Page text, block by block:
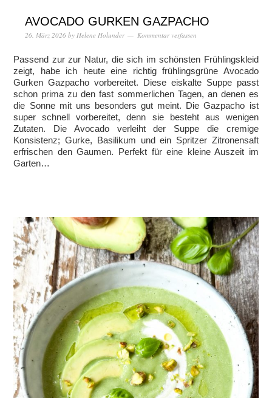
AVOCADO GURKEN GAZPACHO
26. März 2026 by Helene Holunder Kommentar verfassen
Passend zur zur Natur, die sich im schönsten Frühlingskleid
zeigt, habe ich heute eine richtig frühlingsgrüne Avocado
Gurken Gazpacho vorbereitet. Diese eiskalte Suppe passt
schon prima zu den fast sommerlichen Tagen, an denen es
die Sonne mit uns besonders gut meint. Die Gazpacho ist
super schnell vorbereitet, denn sie besteht aus wenigen
Zutaten. Die Avocado verleiht der Suppe die cremige
Konsistenz; Gurke, Basilikum und ein Spritzer Zitronensaft
erfrischen den Gaumen. Perfekt für eine kleine Auszeit im
Garten…